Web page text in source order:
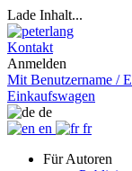
Lade Inhalt...
Kontakt
Anmelden
Mit Benutzername /
Einkaufswagen
de
en
fr
Für Autoren